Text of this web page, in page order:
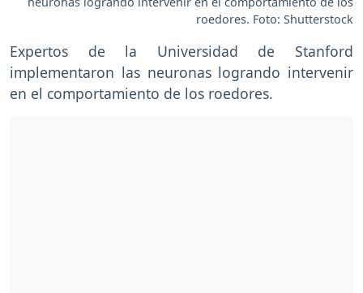
roedores. Foto: Shutterstock
Expertos de la Universidad de Stanford
implementaron las neuronas logrando intervenir
en el comportamiento de los roedores.